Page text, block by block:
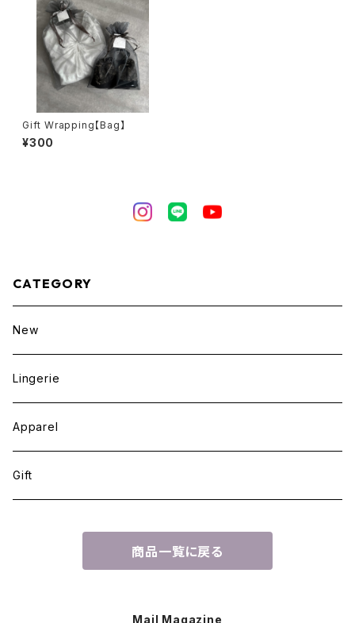
Gift Wrapping【Bag】
¥300
CATEGORY
New
Lingerie
Apparel
Gift
商品一覧に戻る
Mail Magazine